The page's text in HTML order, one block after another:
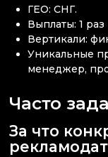
ГЕО: СНГ.
Выплаты: 1 раз
Вертикали:
Уникальные
менеджер,
Часто
За что